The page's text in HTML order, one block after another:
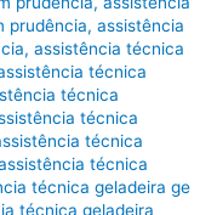
prudência,assistência
,assistência técnica
técnica
técnica
técnica
técnica
técnica
técnica geladeira ge
técnica geladeira